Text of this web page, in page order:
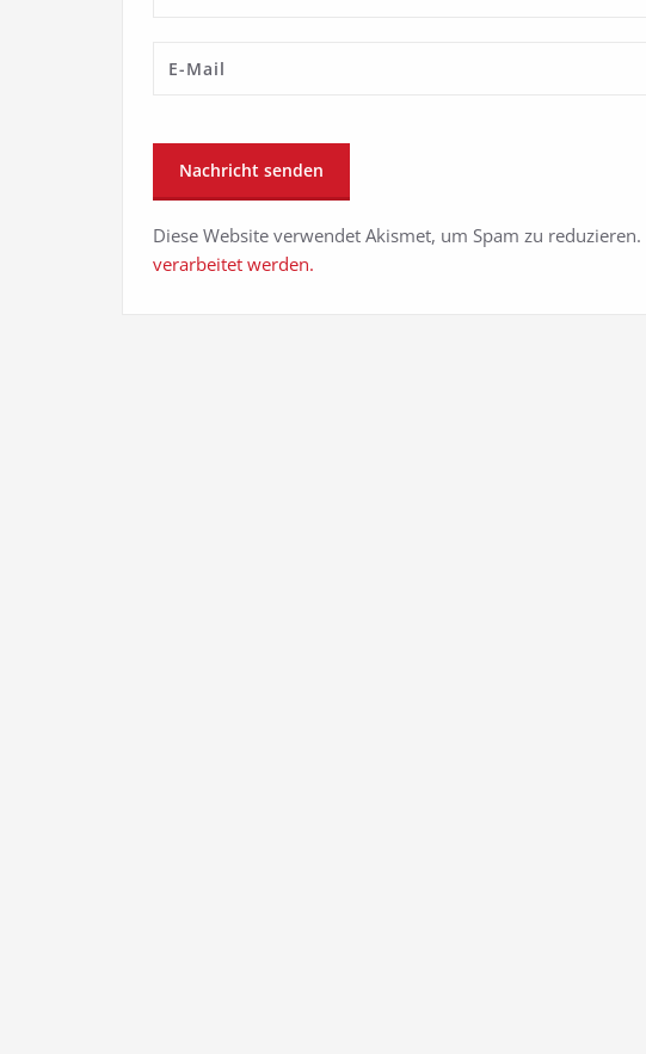
Diese Website verwendet Akismet, um Spam zu reduzieren.
verarbeitet werden.